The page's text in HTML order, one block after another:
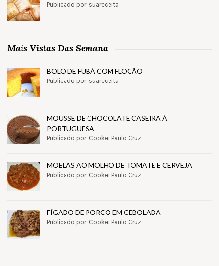
Publicado por: suareceita
Mais Vistas Das Semana
BOLO DE FUBÁ COM FLOCÃO
Publicado por: suareceita
MOUSSE DE CHOCOLATE CASEIRA À
PORTUGUESA
Publicado por: Cooker Paulo Cruz
MOELAS AO MOLHO DE TOMATE E CERVEJA
Publicado por: Cooker Paulo Cruz
FÍGADO DE PORCO EM CEBOLADA
Publicado por: Cooker Paulo Cruz